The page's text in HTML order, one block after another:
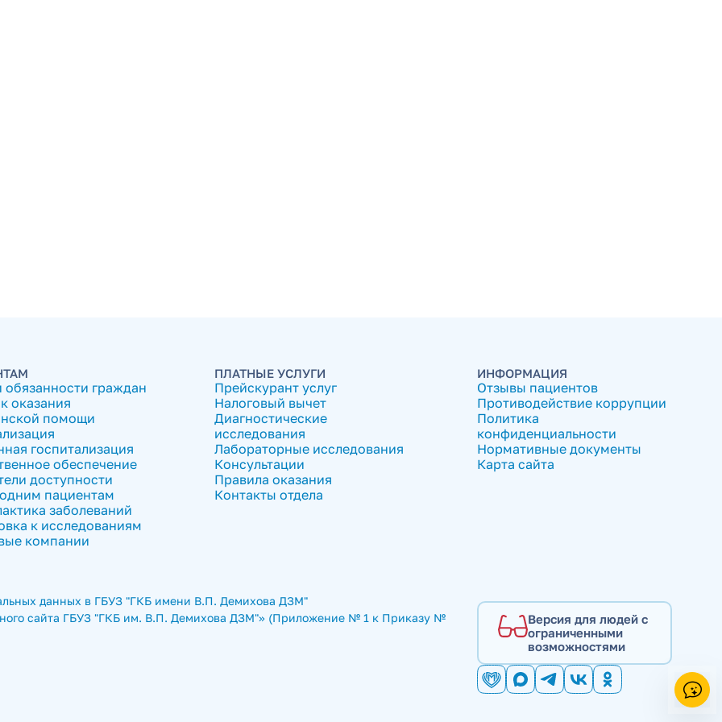
обязанности граждан
оказания
помощи
госпитализация
обеспечение
доступности
пациентам
заболеваний
к исследованиям
компании
ПЛАТНЫЕ УСЛУГИ
Прейскурант услуг
Налоговый вычет
Диагностические
исследования
Лабораторные исследования
Консультации
Правила оказания
Контакты отдела
ИНФОРМАЦИЯ
Отзывы пациентов
Противодействие коррупции
Политика
конфиденциальности
Нормативные документы
Карта сайта
данных в ГБУЗ "ГКБ имени В.П. Демихова ДЗМ"
сайта ГБУЗ "ГКБ им. В.П. Демихова ДЗМ"» (Приложение № 1 к Приказу №
Версия для людей с
ограниченными
возможностями